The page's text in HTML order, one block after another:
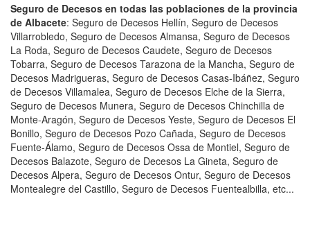
Seguro de Decesos en todas las poblaciones de la provincia
de Albacete: Seguro de Decesos Hellín, Seguro de Decesos
Villarrobledo, Seguro de Decesos Almansa, Seguro de Decesos
La Roda, Seguro de Decesos Caudete, Seguro de Decesos
Tobarra, Seguro de Decesos Tarazona de la Mancha, Seguro de
Decesos Madrigueras, Seguro de Decesos Casas-Ibáñez, Seguro
de Decesos Villamalea, Seguro de Decesos Elche de la Sierra,
Seguro de Decesos Munera, Seguro de Decesos Chinchilla de
Monte-Aragón, Seguro de Decesos Yeste, Seguro de Decesos El
Bonillo, Seguro de Decesos Pozo Cañada, Seguro de Decesos
Fuente-Álamo, Seguro de Decesos Ossa de Montiel, Seguro de
Decesos Balazote, Seguro de Decesos La Gineta, Seguro de
Decesos Alpera, Seguro de Decesos Ontur, Seguro de Decesos
Montealegre del Castillo, Seguro de Decesos Fuentealbilla, etc...